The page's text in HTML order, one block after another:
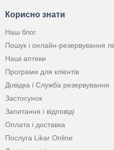
Корисно знати
Наш блог
Пошук і онлайн-резервування
Наші аптеки
Програми для клієнтів
Довідка і Служба резервування
Застосунок
Запитання і відповіді
Оплата і доставка
Послуга Likar Online